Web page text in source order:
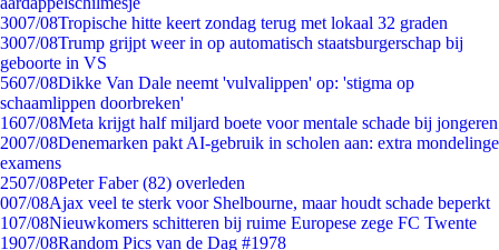
3007/08Tropische hitte keert zondag terug met lokaal 32 graden
3007/08Trump grijpt weer in op automatisch staatsburgerschap bij
geboorte in VS
5607/08Dikke Van Dale neemt 'vulvalippen' op: 'stigma op
schaamlippen doorbreken'
1607/08Meta krijgt half miljard boete voor mentale schade bij jongeren
2007/08Denemarken pakt AI-gebruik in scholen aan: extra mondelinge
examens
2507/08Peter Faber (82) overleden
007/08Ajax veel te sterk voor Shelbourne, maar houdt schade beperkt
107/08Nieuwkomers schitteren bij ruime Europese zege FC Twente
1907/08Random Pics van de Dag #1978